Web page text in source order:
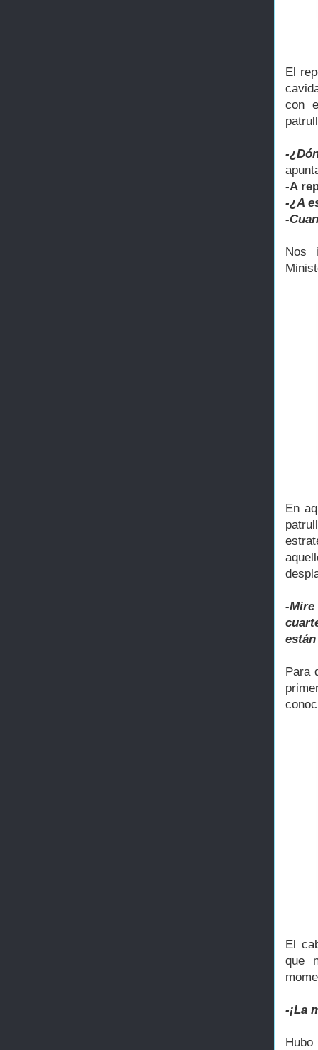
El
con
-
-A
-¿A
-
Nos
En
-
Para
El
que
-¡La